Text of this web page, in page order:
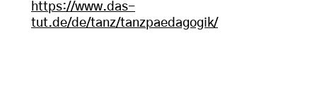
https://www.das-
tut.de/de/tanz/tanzpaedagogik/